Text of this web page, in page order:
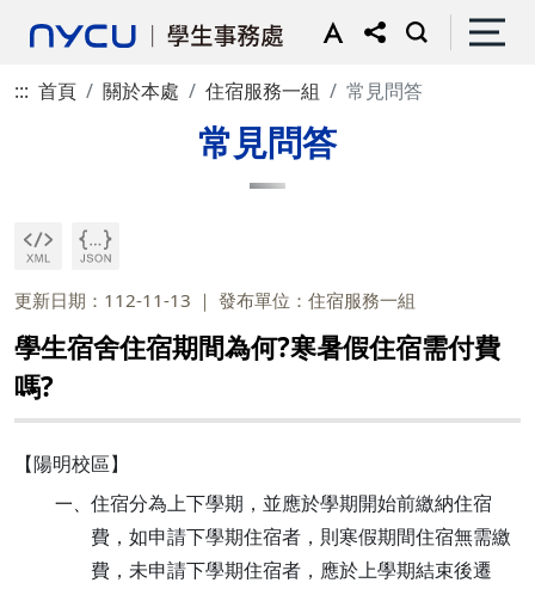
::: 首頁 關於本處 住宿服務一組 常見問答
常見問答
更新日期：112-11-13 發布單位：住宿服務一組
學生宿舍住宿期間為何?寒暑假住宿需付費
嗎?
【陽明校區】
一、 住宿分為上下學期，並應於學期開始前繳納住宿
費，如申請下學期住宿者，則寒假期間住宿無需繳
費，未申請下學期住宿者，應於上學期結束後遷